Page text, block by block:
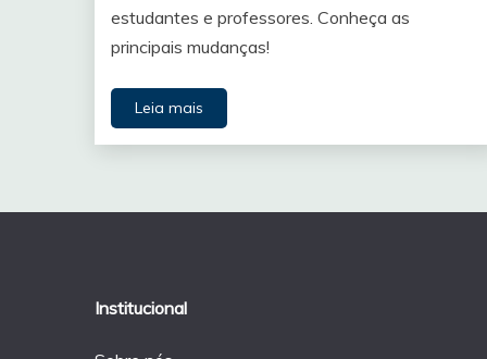
estudantes e professores. Conheça as
principais mudanças!
Leia mais
Institucional